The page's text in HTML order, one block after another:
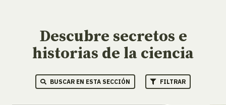
Descubre secretos e
historias de la ciencia
BUSCAR EN ESTA SECCIÓN FILTRAR